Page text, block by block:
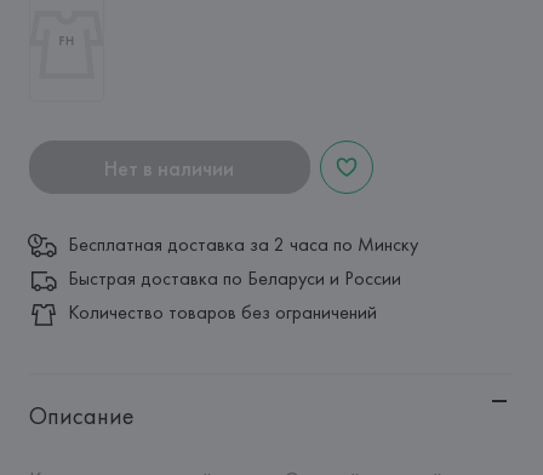
Нет в наличии
Бесплатная доставка за 2 часа по Минску
Быстрая доставка по Беларуси и России
Количество товаров без ограничений
Описание